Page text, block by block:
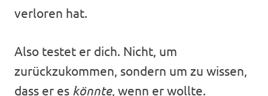
verloren hat.
Also testet er dich. Nicht, um
zurückzukommen, sondern um zu wissen,
dass er es könnte, wenn er wollte.